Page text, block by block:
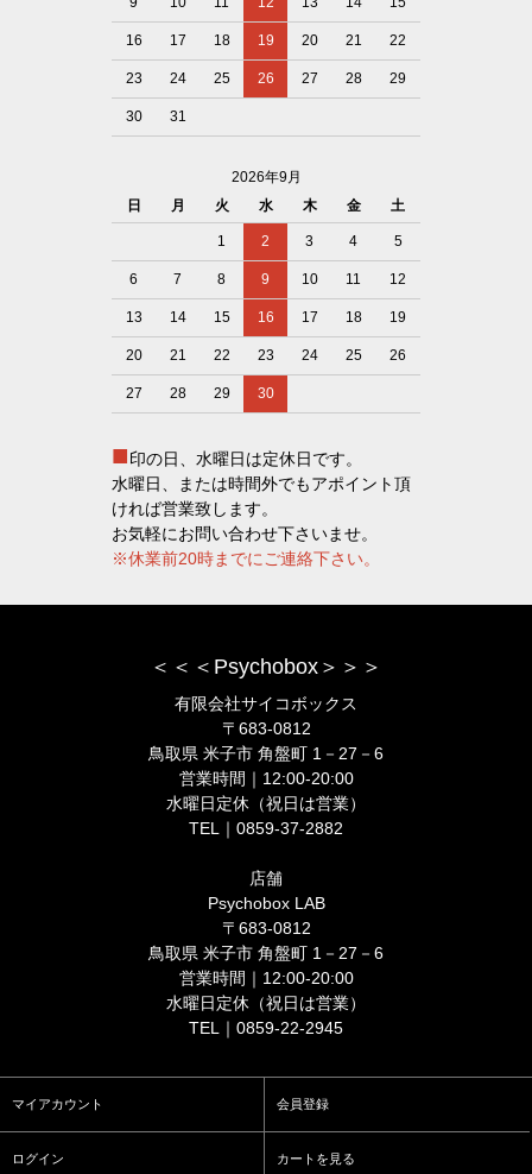
16 17 18 19 20 21 22
23 24 25 26 27 28 29
30 31
2026年9月
日
月 火 水 木 金 土
1 2 3 4 5
6 7 8 9 10 11 12
13 14 15 16 17 18 19
20 21 22 23 24 25 26
27 28 29 30
■印の日、水曜日は定休日です。
水曜日、または時間外でもアポイント頂
ければ営業致します。
お気軽にお問い合わせ下さいませ。
※休業前20時までにご連絡下さい。
＜＜＜Psychobox＞＞＞
有限会社サイコボックス
〒683-0812
鳥取県 米子市 角盤町 1－27－6
営業時間｜12:00-20:00
水曜日定休（祝日は営業）
TEL｜0859-37-2882
店舗
Psychobox LAB
〒683-0812
鳥取県 米子市 角盤町 1－27－6
営業時間｜12:00-20:00
水曜日定休（祝日は営業）
TEL｜0859-22-2945
マイアカウント 会員登録
ログイン カートを見る